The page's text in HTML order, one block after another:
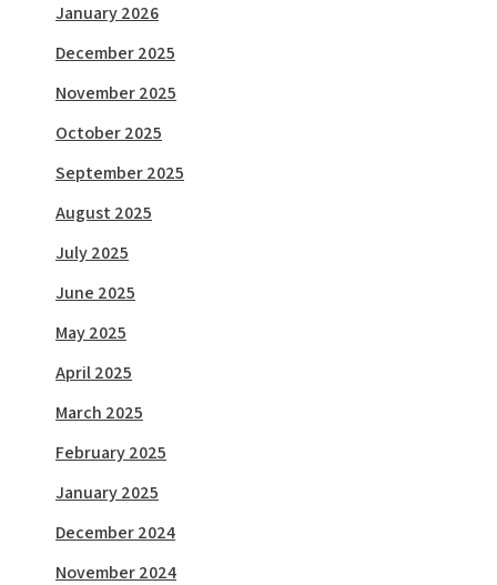
January 2026
December 2025
November 2025
October 2025
September 2025
August 2025
July 2025
June 2025
May 2025
April 2025
March 2025
February 2025
January 2025
December 2024
November 2024